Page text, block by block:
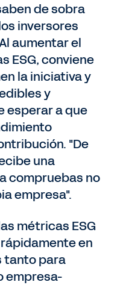
de sobra
inversores
aumentar el
ESG, conviene
la iniciativa y
y
esperar a que
"De
una
compruebas no
empresa".
métricas ESG
en
para
empresa-